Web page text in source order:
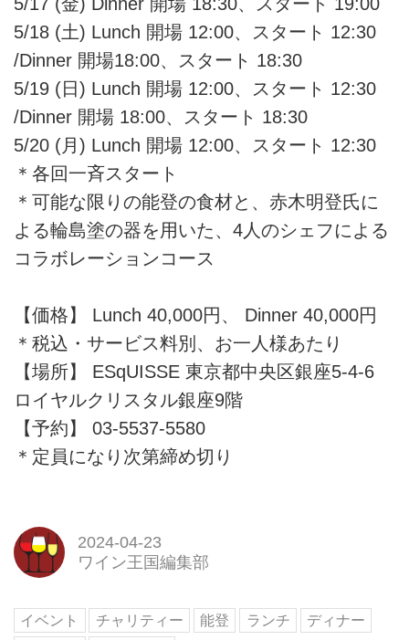
5/18 (土) Lunch 開場 12:00、スタート 12:30
/Dinner 開場18:00、スタート 18:30
5/19 (日) Lunch 開場 12:00、スタート 12:30
/Dinner 開場 18:00、スタート 18:30
5/20 (月) Lunch 開場 12:00、スタート 12:30
＊各回一斉スタート
＊可能な限りの能登の食材と、赤木明登氏に
よる輪島塗の器を用いた、4人のシェフによる
コラボレーションコース
【価格】 Lunch 40,000円、 Dinner 40,000円
＊税込・サービス料別、お一人様あたり
【場所】 ESqUISSE 東京都中央区銀座5-4-6
ロイヤルクリスタル銀座9階
【予約】 03-5537-5580
＊定員になり次第締め切り
2024-04-23
ワイン王国編集部
イベント チャリティー 能登 ランチ
ディナー